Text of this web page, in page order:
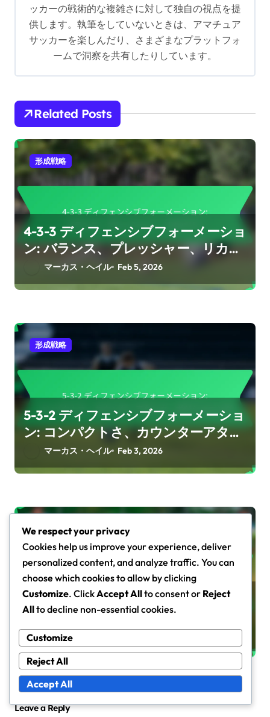
ッカーの戦術的な複雑さに対して独自の視点を提
供します。執筆をしていないときは、アマチュア
サッカーを楽しんだり、さまざまなプラットフォ
ームで洞察を共有したりしています。
Related Posts
形成戦略
4-3-3 ディフェンシブフォーメーショ
ン: バランス、プレッシャー、リカバ
リーマーカス・ヘイル Feb 5, 2026
形成戦略
5-3-2 ディフェンシブフォーメーショ
ン: コンパクトさ、カウンターアタッ
ク、ポジショニング
マーカス・ヘイル Feb 3, 2026
形成戦略
3-3-4 ディフェンシブフォーメーショ
ン: 攻撃のサポート, 守備の役割, 幅
マーカス・ヘイル
Leave a Reply
We respect your privacy
Cookies help us improve your experience, deliver
personalized content, and analyze traffic. You can
choose which cookies to allow by clicking
Customize. ClickAccept Allto consent or Reject
Allto decline non-essential cookies.
Customize
Reject All
Accept All